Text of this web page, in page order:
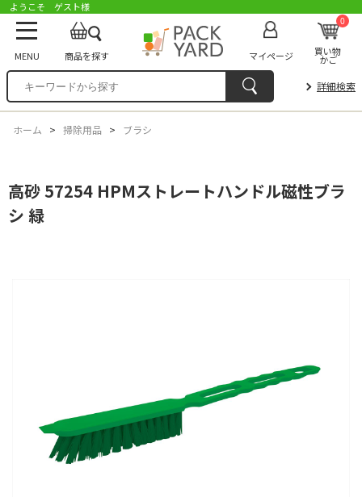
ようこそ ゲスト様
MENU 商品を探す マイページ
0
買い物
かご
詳細検索
ホーム > 掃除用品 > ブラシ
高砂 57254 HPMストレートハンドル磁性ブラ
シ 緑